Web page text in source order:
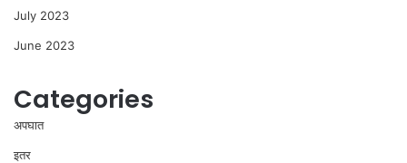
July 2023
June 2023
Categories
अपघात
इतर